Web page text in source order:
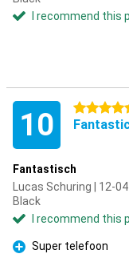
I recommend this
10 5 stars
Fantastisch
Lucas Schuring | 12-
Black
I recommend this
Pro
Super telefoon